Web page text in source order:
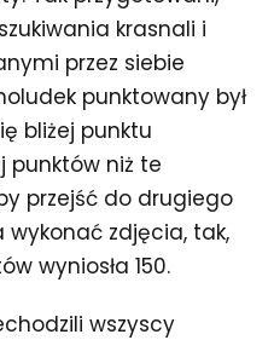
krasnali i
przez siebie
punktowany był
bliżej punktu
punktów niż te
przejść do drugiego
wykonać zdjęcia, tak,
wyniosła 150.
wszyscy